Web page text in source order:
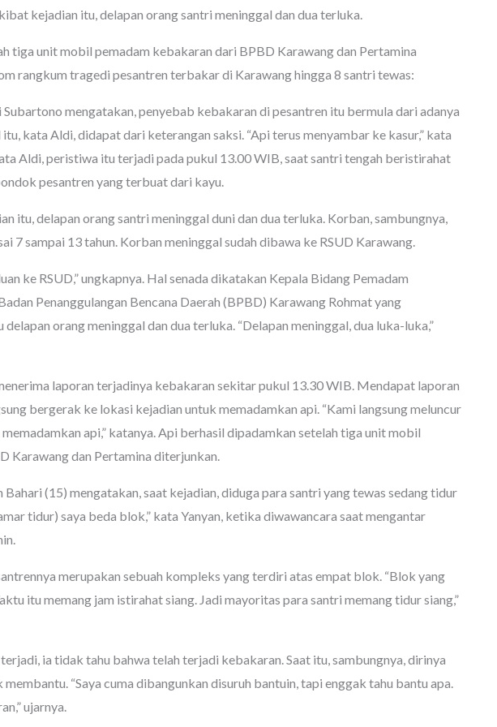
kejadian itu, delapan orang santri meninggal dan dua terluka.
tiga unit mobil pemadam kebakaran dari BPBD Karawang dan Pertamina
rangkum tragedi pesantren terbakar di Karawang hingga 8 santri tewas:
mengatakan, penyebab kebakaran di pesantren itu bermula dari adanya
kata Aldi, didapat dari keterangan saksi. “Api terus menyambar ke kasur,” kata
Aldi, peristiwa itu terjadi pada pukul 13.00 WIB, saat santri tengah beristirahat
pesantren yang terbuat dari kayu.
itu, delapan orang santri meninggal duni dan dua terluka. Korban, sambungnya,
7 sampai 13 tahun. Korban meninggal sudah dibawa ke RSUD Karawang.
ke RSUD,” ungkapnya. Hal senada dikatakan Kepala Bidang Pemadam
Penanggulangan Bencana Daerah (BPBD) Karawang Rohmat yang
orang meninggal dan dua terluka. “Delapan meninggal, dua luka-luka,”
laporan terjadinya kebakaran sekitar pukul 13.30 WIB. Mendapat laporan
bergerak ke lokasi kejadian untuk memadamkan api. “Kami langsung meluncur
api,” katanya. Api berhasil dipadamkan setelah tiga unit mobil
Karawang dan Pertamina diterjunkan.
Bahari (15) mengatakan, saat kejadian, diduga para santri yang tewas sedang tidur
tidur) saya beda blok,” kata Yanyan, ketika diwawancara saat mengantar
merupakan sebuah kompleks yang terdiri atas empat blok. “Blok yang
itu memang jam istirahat siang. Jadi mayoritas para santri memang tidur siang,”
ia tidak tahu bahwa telah terjadi kebakaran. Saat itu, sambungnya, dirinya
“Saya cuma dibangunkan disuruh bantuin, tapi enggak tahu bantu apa.
ujarnya.